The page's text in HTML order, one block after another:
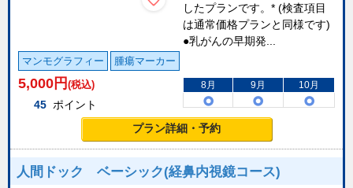
したプランです。* (検査項目
は通常価格プランと同様です)
●乳がんの早期発...
マンモグラフィー 腫瘍マーカー
5,000 円 (税込)
45 ポイント
8月 9月 10月
プラン詳細・予約
人間ドック ベーシック(経鼻内視鏡コース)